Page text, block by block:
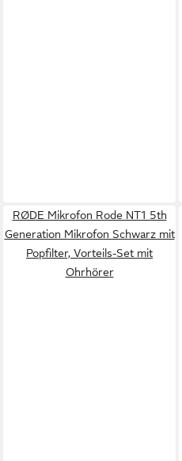
RØDE Mikrofon Rode NT1 5th
Generation Mikrofon Schwarz mit
Popfilter, Vorteils-Set mit
Ohrhörer